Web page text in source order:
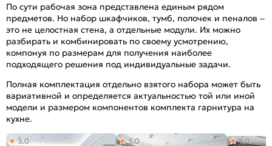
По сути рабочая зона представлена единым рядом
предметов. Но набор шкафчиков, тумб, полочек и пеналов –
это не целостная стена, а отдельные модули. Их можно
разбирать и комбинировать по своему усмотрению,
компонуя по размерам для получения наиболее
подходящего решения под индивидуальные задачи.
Полная комплектация отдельно взятого набора может быть
вариативной и определяется актуальностью той или иной
модели и размером компонентов комплекта гарнитура на
кухне.
5,0 5,0 5,0